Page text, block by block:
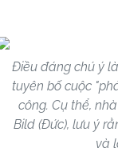
Điều đáng chú ý
tuyên bố cuộc
công. Cụ thể,
Bild (Đức), lưu ý
và